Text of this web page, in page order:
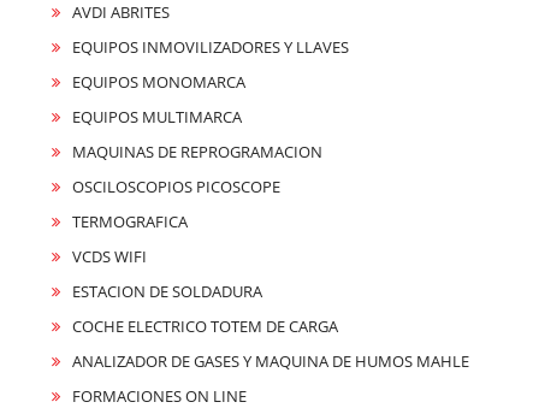
AVDI ABRITES
EQUIPOS INMOVILIZADORES Y LLAVES
EQUIPOS MONOMARCA
EQUIPOS MULTIMARCA
MAQUINAS DE REPROGRAMACION
OSCILOSCOPIOS PICOSCOPE
TERMOGRAFICA
VCDS WIFI
ESTACION DE SOLDADURA
COCHE ELECTRICO TOTEM DE CARGA
ANALIZADOR DE GASES Y MAQUINA DE HUMOS MAHLE
FORMACIONES ON LINE